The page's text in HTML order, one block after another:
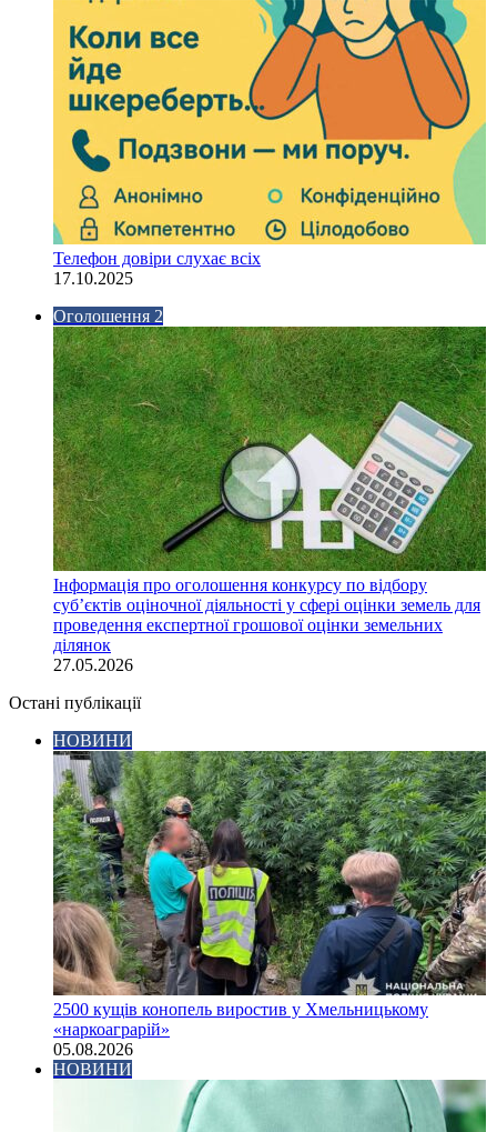
Телефон довіри слухає всіх
17.10.2025
Оголошення 2
Інформація про оголошення конкурсу по відбору
суб’єктів оціночної діяльності у сфері оцінки земель для
проведення експертної грошової оцінки земельних
ділянок
27.05.2026
Остані публікації
НОВИНИ
2500 кущів конопель виростив у Хмельницькому
«наркоаграрій»
05.08.2026
НОВИНИ